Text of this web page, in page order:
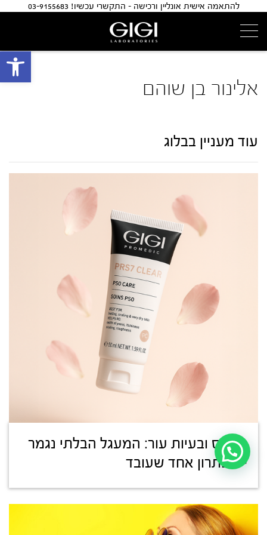
להתאמה אישית אונליין ורכישה - התקשרי עכשיו! 03-9155683
אלינור בן שוהם
עוד מעניין בבלוג
סטרס ובעיות עור: המעגל הבלתי נגמר
– ופתרון אחד שעובד